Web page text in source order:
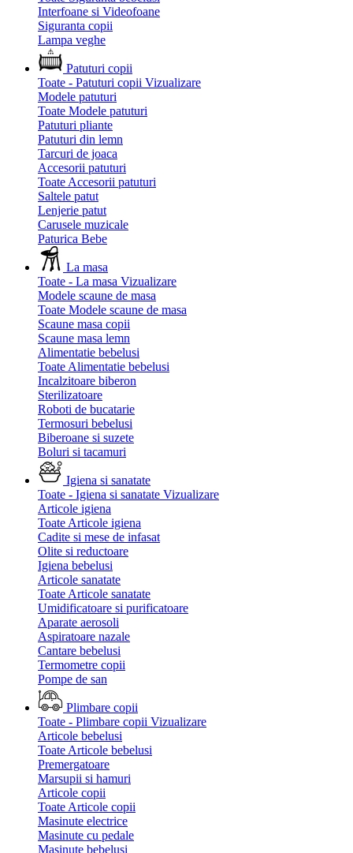
Interfoane si Videofoane
Siguranta copii
Lampa veghe
Patuturi copii
Toate - Patuturi copii Vizualizare
Modele patuturi
Toate Modele patuturi
Patuturi pliante
Patuturi din lemn
Tarcuri de joaca
Accesorii patuturi
Toate Accesorii patuturi
Saltele patut
Lenjerie patut
Carusele muzicale
Paturica Bebe
La masa
Toate - La masa Vizualizare
Modele scaune de masa
Toate Modele scaune de masa
Scaune masa copii
Scaune masa lemn
Alimentatie bebelusi
Toate Alimentatie bebelusi
Incalzitoare biberon
Sterilizatoare
Roboti de bucatarie
Termosuri bebelusi
Biberoane si suzete
Boluri si tacamuri
Igiena si sanatate
Toate - Igiena si sanatate Vizualizare
Articole igiena
Toate Articole igiena
Cadite si mese de infasat
Olite si reductoare
Igiena bebelusi
Articole sanatate
Toate Articole sanatate
Umidificatoare si purificatoare
Aparate aerosoli
Aspiratoare nazale
Cantare bebelusi
Termometre copii
Pompe de san
Plimbare copii
Toate - Plimbare copii Vizualizare
Articole bebelusi
Toate Articole bebelusi
Premergatoare
Marsupii si hamuri
Articole copii
Toate Articole copii
Masinute electrice
Masinute cu pedale
Masinute bebelusi